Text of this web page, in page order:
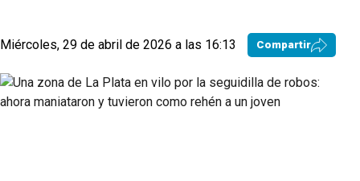
Miércoles, 29 de abril de 2026 a las 16:13 Compartir